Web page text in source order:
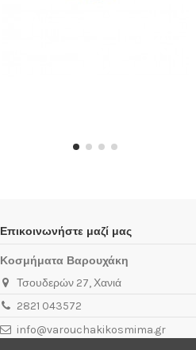
Επικοινωνήστε μαζί μας
Κοσμήματα Βαρουχάκη
Τσουδερών 27, Χανιά
2821 043572
info@varouchakikosmima.gr